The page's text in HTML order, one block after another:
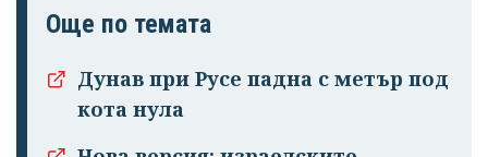
Още по темата
Дунав при Русе падна с метър под
кота нула